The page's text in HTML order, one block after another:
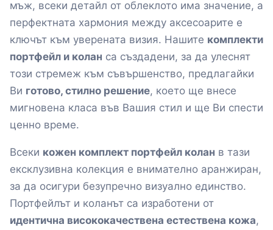
мъж, всеки детайл от облеклото има значение, а
перфектната хармония между аксесоарите е
ключът към уверената визия. Нашите комплекти
портфейл и колан са създадени, за да улеснят
този стремеж към съвършенство, предлагайки
Ви готово, стилно решение, което ще внесе
мигновена класа във Вашия стил и ще Ви спести
ценно време.
Всеки кожен комплект портфейл колан в тази
ексклузивна колекция е внимателно аранжиран,
за да осигури безупречно визуално единство.
Портфейлът и коланът са изработени от
идентична висококачествена естествена кожа,